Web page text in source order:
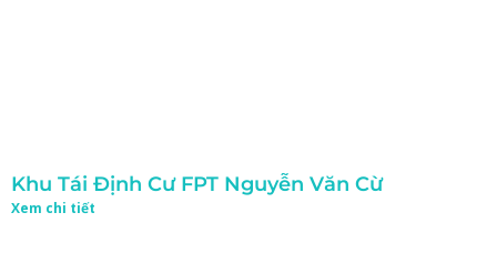
Khu Tái Định Cư FPT Nguyễn Văn Cừ
Xem chi tiết